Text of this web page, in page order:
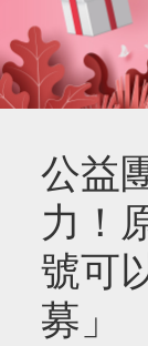
公益
力！
號可
募」